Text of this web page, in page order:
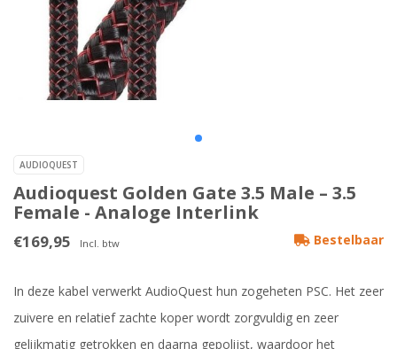
AUDIOQUEST
Audioquest Golden Gate 3.5 Male – 3.5
Female - Analoge Interlink
€169,95 Incl. btw Bestelbaar
In deze kabel verwerkt AudioQuest hun zogeheten PSC. Het zeer
zuivere en relatief zachte koper wordt zorgvuldig en zeer
gelijkmatig getrokken en daarna gepolijst, waardoor het